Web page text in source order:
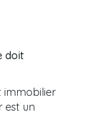
doit
immobilier
est un